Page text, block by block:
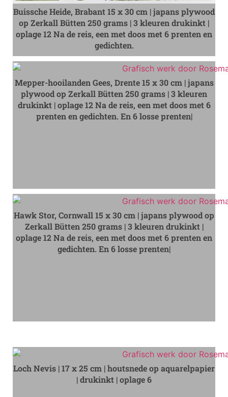
Buissche Heide, Brabant 15 x 30 cm | japans plywood
op Zerkall Bütten 250 grams | 3 kleuren drukinkt |
oplage 12 Na de reis, een met doos met 6 prenten en
gedichten.
Mepper-hooilanden Gees, Drente 15 x 30 cm | japans
plywood op Zerkall Bütten 250 grams | 3 kleuren
drukinkt | oplage 12 Na de reis, een met doos met 6
prenten en gedichten. En 6 losse prenten|
Hawk Stor, Cornwall 15 x 30 cm | japans plywood op
Zerkall Bütten 250 grams | 3 kleuren drukinkt |
oplage 12 Na de reis, een met doos met 6 prenten en
gedichten. En 6 losse prenten|
Loch Nevis | 17 x 25 cm | houtsnede op aquarelpapier
| drukinkt | oplage 6